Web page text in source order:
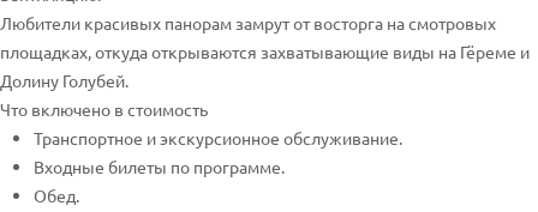
Любители красивых панорам замрут от восторга на смотровых
площадках, откуда открываются захватывающие виды на Гёреме и
Долину Голубей.
Что включено в стоимость
Транспортное и экскурсионное обслуживание.
Входные билеты по программе.
Обед.